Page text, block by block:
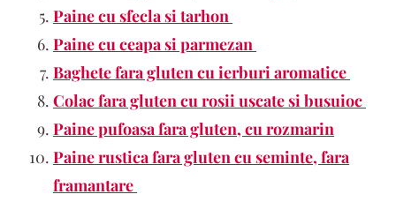
Paine cu sfecla si tarhon
Paine cu ceapa si parmezan
Baghete fara gluten cu ierburi aromatice
Colac fara gluten cu rosii uscate si busuioc
Paine pufoasa fara gluten, cu rozmarin
Paine rustica fara gluten cu seminte, fara
framantare